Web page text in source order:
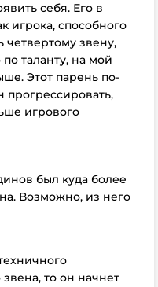
себя. Его в
игрока, способного
четвертому звену,
таланту, на мой
Этот парень по-
игрового
был куда более
Возможно, из него
то он начнет